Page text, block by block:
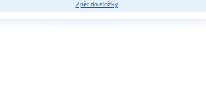
Zpět do složky